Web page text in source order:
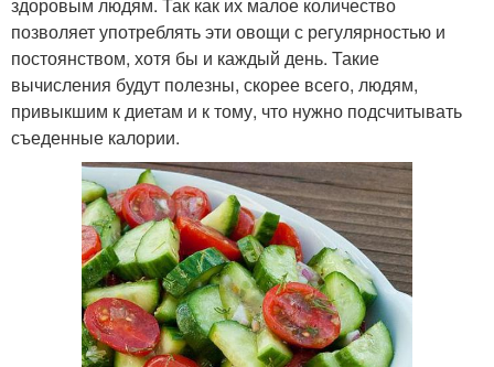
позволяет употреблять эти овощи с регулярностью и
постоянством, хотя бы и каждый день. Такие
вычисления будут полезны, скорее всего, людям,
привыкшим к диетам и к тому, что нужно подсчитывать
съеденные калории.